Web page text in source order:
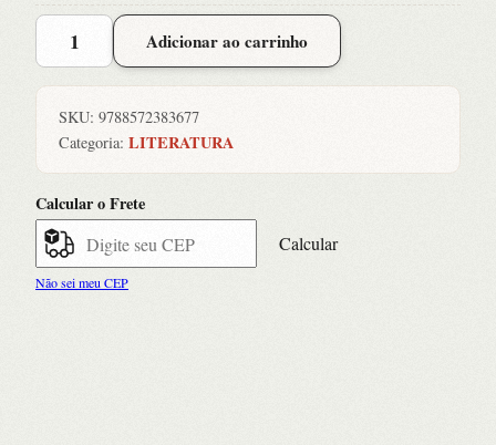
REMOINHOS
ENTARDECER
Adicionar ao carrinho
SKU: 9788572383677
Categoria: LITERATURA
Calcular o Frete
Calcular
Não sei meu CEP